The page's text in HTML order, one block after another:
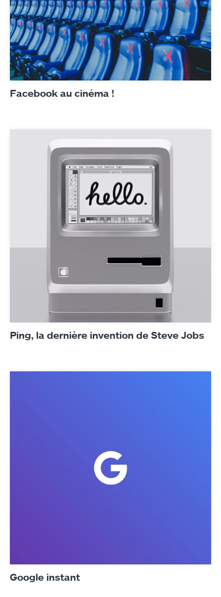
Facebook au cinéma !
Ping, la dernière invention de Steve Jobs
Google instant